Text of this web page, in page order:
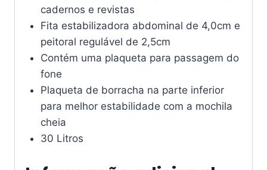
cadernos e revistas
Fita estabilizadora abdominal de 4,0cm e
peitoral regulável de 2,5cm
Contém uma plaqueta para passagem do
fone
Plaqueta de borracha na parte inferior
para melhor estabilidade com a mochila
cheia
30 Litros